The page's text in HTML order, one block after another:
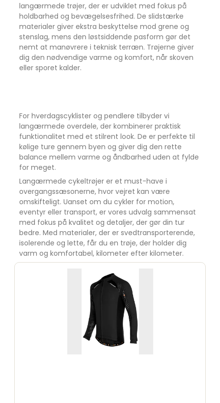
igen hurtigt.
Vil du være klar til regnfulde og blæsende ture
uden ekstra vægt?
RIDE Waterproof Lightweight Jacket kombinerer lav
vægt, høj beskyttelse og funktionelt design i en
jakke, der er skabt til cykling i al slags vejr.
langærmede trøjer, der er udviklet med fokus på
holdbarhed og bevægelsesfrihed. De slidstærke
materialer giver ekstra beskyttelse mod grene og
stenslag, mens den løstsiddende pasform gør det
nemt at manøvrere i teknisk terræn. Trøjerne giver
dig den nødvendige varme og komfort, når skoven
eller sporet kalder.
For hverdagscyklister og pendlere tilbyder vi
langærmede overdele, der kombinerer praktisk
funktionalitet med et stilrent look. De er perfekte til
kølige ture gennem byen og giver dig den rette
balance mellem varme og åndbarhed uden at fylde
for meget.
Langærmede cykeltrøjer er et must-have i
overgangssæsonerne, hvor vejret kan være
omskifteligt. Uanset om du cykler for motion,
eventyr eller transport, er vores udvalg sammensat
med fokus på kvalitet og detaljer, der gør din tur
bedre. Med materialer, der er svedtransporterende,
isolerende og lette, får du en trøje, der holder dig
varm og komfortabel, kilometer efter kilometer.